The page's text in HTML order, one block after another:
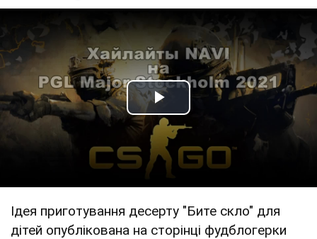
Play Video
Ідея приготування десерту "Бите скло" для
дітей опублікована на сторінці фудблогерки